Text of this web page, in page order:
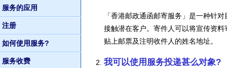
服务的应用
注册
如何使用服务?
服务收费
「香港邮政通函邮寄服务」是一种针
接触潜在客户。寄件人可以将宣传资
贴上邮票及注明收件人的姓名地址。
我可以使用服务投递甚么对象?